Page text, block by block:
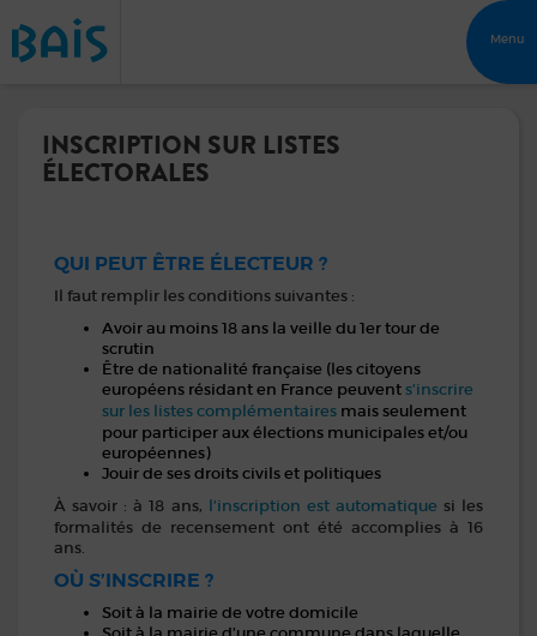
Menu
INSCRIPTION SUR LISTES
ÉLECTORALES
QUI PEUT ÊTRE ÉLECTEUR ?
Il faut remplir les conditions suivantes :
Avoir au moins 18 ans la veille du 1er tour de
scrutin
Être de nationalité française (les citoyens
européens résidant en France peuvent s’inscrire
sur les listes complémentaires mais seulement
pour participer aux élections municipales et/ou
européennes)
Jouir de ses droits civils et politiques
À savoir : à 18 ans, l’inscription est automatique si les
formalités de recensement ont été accomplies à 16
ans.
OÙ S’INSCRIRE ?
Soit à la mairie de votre domicile